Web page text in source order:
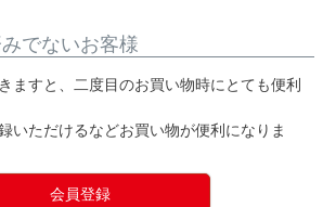
でないお客様
ますと、二度目のお買い物時にとても便利
いただけるなどお買い物が便利になりま
会員登録